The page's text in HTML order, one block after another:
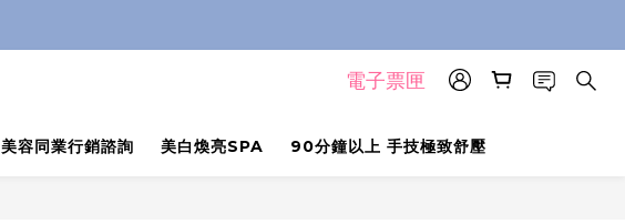
電子票匣
美容同業行銷諮詢 美白煥亮SPA 90分鐘以上 手技極致舒壓